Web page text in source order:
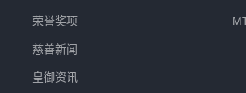
荣誉奖项
慈善新闻
皇御资讯